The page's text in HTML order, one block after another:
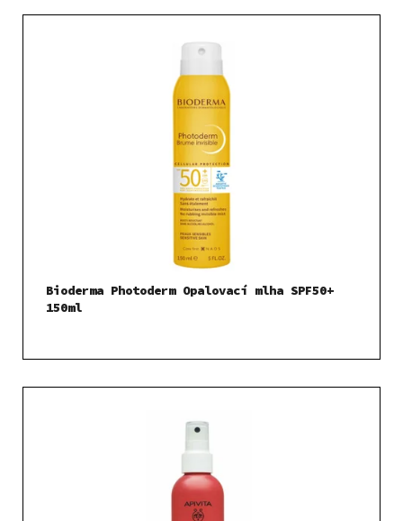
Bioderma Photoderm Opalovací mlha SPF50+
150ml